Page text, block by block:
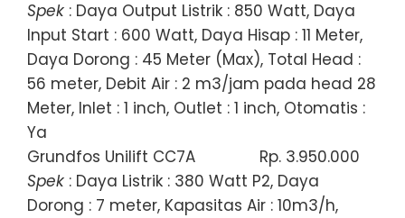
Spek : Daya Output Listrik : 850 Watt, Daya
Input Start : 600 Watt, Daya Hisap : 11 Meter,
Daya Dorong : 45 Meter (Max), Total Head :
56 meter, Debit Air : 2 m3/jam pada head 28
Meter, Inlet : 1 inch, Outlet : 1 inch, Otomatis :
Ya
Grundfos Unilift CC7A
Rp. 3.950.000
Spek : Daya Listrik : 380 Watt P2, Daya
Dorong : 7 meter, Kapasitas Air : 10m3/h,